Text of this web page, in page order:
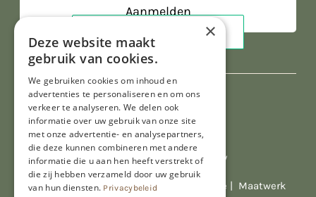
Al onze prijzen zijn incl. BTW
© Copyright 2026 Limburgs Bakwinkeltje | Maatwerk
×
Deze website maakt
gebruik van cookies.
We gebruiken cookies om inhoud en
advertenties te personaliseren en om ons
verkeer te analyseren. We delen ook
informatie over uw gebruik van onze site
met onze advertentie- en analysepartners,
die deze kunnen combineren met andere
informatie die u aan hen heeft verstrekt of
die zij hebben verzameld door uw gebruik
van hun diensten. Privacybeleid